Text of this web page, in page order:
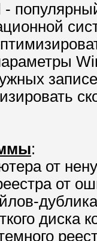
-
:
от
от
диска